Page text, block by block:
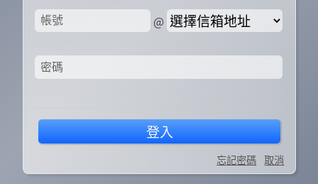
帳號 @ 信箱網域
密碼
登入
忘記密碼 取消